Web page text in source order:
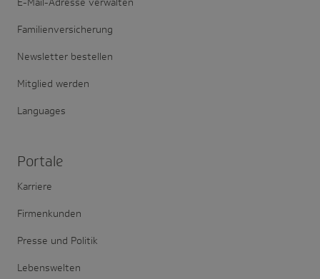
Familienversicherung
Newsletter bestellen
Mitglied werden
Languages
Portale
Karriere
Firmenkunden
Presse und Politik
Lebenswelten